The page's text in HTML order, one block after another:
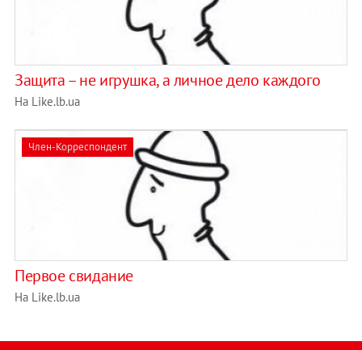
Защита – не игрушка, а личное дело каждого
На Like.lb.ua
Член-Корреспондент
Первое свидание
На Like.lb.ua